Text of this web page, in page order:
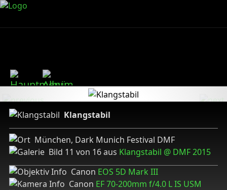
Klangstabil
München, Dark Munich Festival DMF
Bild 11 von 16 aus Klangstabil @ DMF 2015
Canon EOS 5D Mark III
Canon EF 70-200mm f/4.0 L IS USM